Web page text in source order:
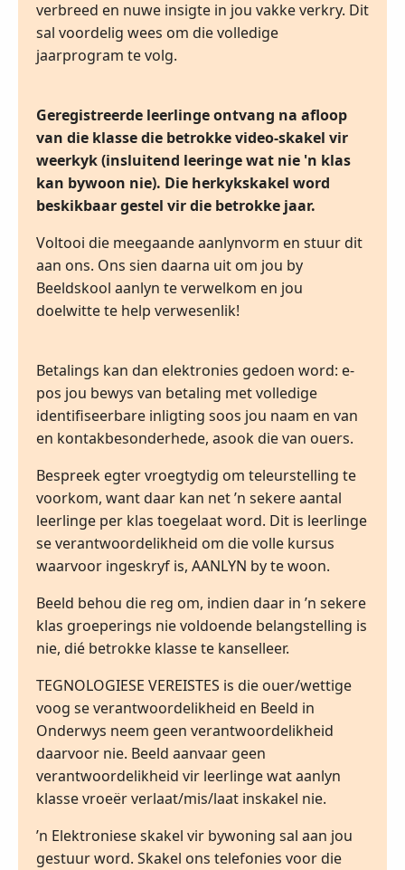
verbreed en nuwe insigte in jou vakke verkry. Dit
sal voordelig wees om die volledige
jaarprogram te volg.
Geregistreerde leerlinge ontvang na afloop
van die klasse die betrokke video-skakel vir
weerkyk (insluitend leeringe wat nie 'n klas
kan bywoon nie). Die herkykskakel word
beskikbaar gestel vir die betrokke jaar.
Voltooi die meegaande aanlynvorm en stuur dit
aan ons. Ons sien daarna uit om jou by
Beeldskool aanlyn te verwelkom en jou
doelwitte te help verwesenlik!
Betalings kan dan elektronies gedoen word: e-
pos jou bewys van betaling met volledige
identifiseerbare inligting soos jou naam en van
en kontakbesonderhede, asook die van ouers.
Bespreek egter vroegtydig om teleurstelling te
voorkom, want daar kan net ’n sekere aantal
leerlinge per klas toegelaat word. Dit is leerlinge
se verantwoordelikheid om die volle kursus
waarvoor ingeskryf is, AANLYN by te woon.
Beeld behou die reg om, indien daar in ’n sekere
klas groeperings nie voldoende belangstelling is
nie, dié betrokke klasse te kanselleer.
TEGNOLOGIESE VEREISTES is die ouer/wettige
voog se verantwoordelikheid en Beeld in
Onderwys neem geen verantwoordelikheid
daarvoor nie. Beeld aanvaar geen
verantwoordelikheid vir leerlinge wat aanlyn
klasse vroeër verlaat/mis/laat inskakel nie.
’n Elektroniese skakel vir bywoning sal aan jou
gestuur word. Skakel ons telefonies voor die